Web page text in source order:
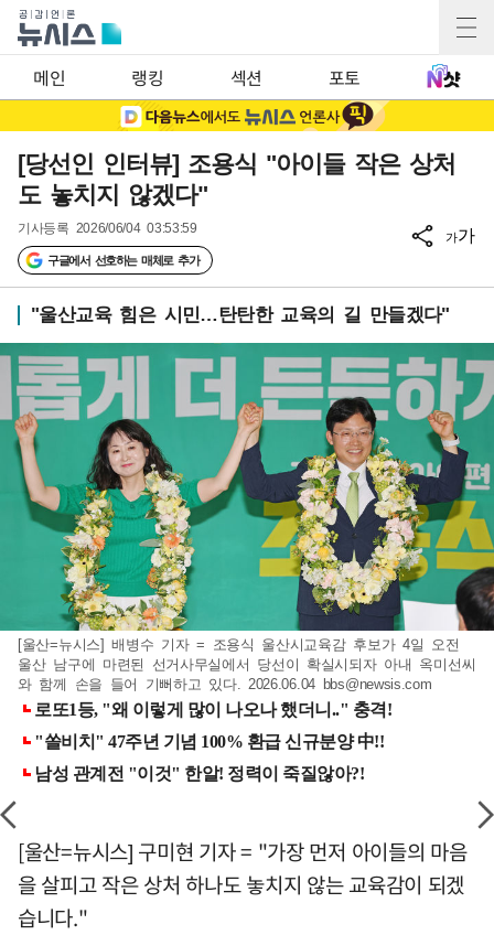
메인 랭킹 섹션 포토
[당선인 인터뷰] 조용식 "아이들 작은 상처
도 놓치지 않겠다"
기사등록 2026/06/04 03:53:59
구글에서 선호하는 매체로 추가
가가
"울산교육 힘은 시민…탄탄한 교육의 길 만들겠다"
[울산=뉴시스] 배병수 기자 = 조용식 울산시교육감 후보가 4일 오전
울산 남구에 마련된 선거사무실에서 당선이 확실시되자 아내 옥미선씨
와 함께 손을 들어 기뻐하고 있다. 2026.06.04 bbs@newsis.com
[울산=뉴시스] 구미현 기자 = "가장 먼저 아이들의 마음
을 살피고 작은 상처 하나도 놓치지 않는 교육감이 되겠
습니다."